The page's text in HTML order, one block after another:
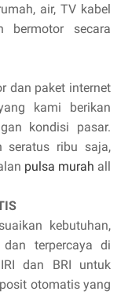
air, TV kabel
bermotor secara
dan paket internet
kami berikan
kondisi pasar.
seratus ribu saja,
pulsa murah all
kebutuhan,
terpercaya di
dan BRI untuk
otomatis yang